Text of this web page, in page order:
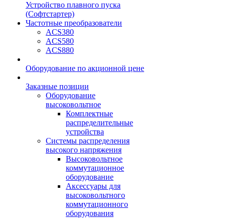
Устройство плавного пуска
(Софтстартер)
Частотные преобразователи
ACS380
ACS580
ACS880
Оборудование по акционной цене
Заказные позиции
Оборудование
высоковольтное
Комплектные
распределительные
устройства
Системы распределения
высокого напряжения
Высоковольтное
коммутационное
оборудование
Аксессуары для
высоковольтного
коммутационного
оборудования